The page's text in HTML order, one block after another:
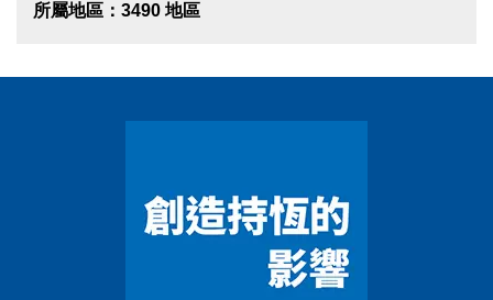
所屬地區：3490 地區